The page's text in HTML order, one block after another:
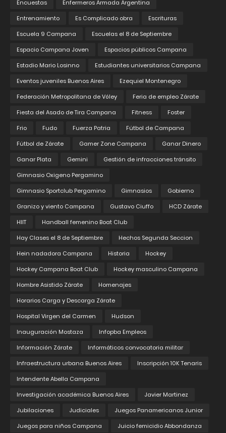
Encuestas
Enfermeros Armada Argentina
Entrenamiento
Es Complicado obra
Escrituras
Escuela 9 Campana
Escuelas el 8 de Septiembre
Espacio Campana Joven
Espacios públicos Campana
Estadio Mario Losinno
Estudiantes universitarios Campana
Eventos juveniles Buenos Aires
Ezequiel Montenegro
Federación Metropolitana de Vóley
Feria de empleo Zárate
Fiesta del Asado de Tira Campana
Fitness
Foster
Frio
Fudo Fuerza Patria
Fútbol de Campana
Fútbol de Zárate
Gamer Zone Campana
Ganar Dinero
Ganar Plata
Gemini
Gestión de infracciones tránsito
Gimnasio Oxigeno Pergamino
Gimnasio Sportclub Pergamino
Gimnasios
Gobierno
Granizo y viento Campana
Gustavo Ciuffo
HCD Zárate
HIIT
Handball femenino Boat Club
Hay Clases el 8 de Septiembre
Hechos Segunda Seccion
Hein nadadora Campana
Historia
Hockey
Hockey Campana Boat Club
Hockey masculino Campana
Hombre Asistido Zárate
Homenajes
Horarios Carga y Descarga Zárate
Hospital Virgen del Carmen
Hudson
Inauguración Mostaza
Infopba Empleos
Información Zárate
Informáticos convocatoria militar
Infraestructura urbana Buenos Aires
Inscripción 10K Tenaris
Intendente Abella Campana
Investigación académica Buenos Aires
Javier Martinez
Jubilaciones
Judiciales
Juegos Panamericanos Junior
Juegos para niños Campana
Juicio femicidio Abbondanza